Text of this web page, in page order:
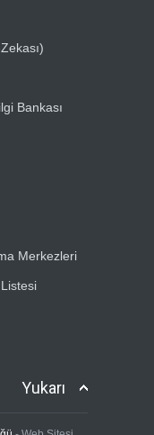
Bankası
Merkezleri
Yukarı